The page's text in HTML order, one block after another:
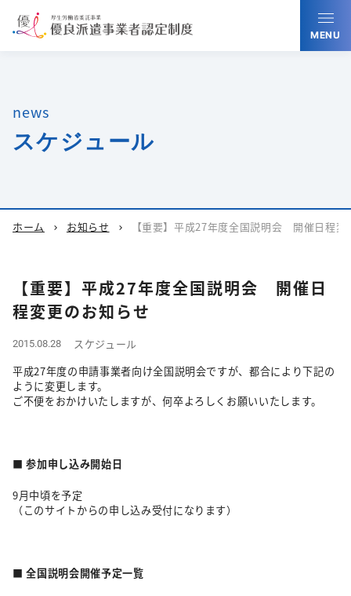
MENU
news
スケジュール
ホーム chevron_right お知らせ chevron_right 【重要】平成27年度全国説明会 開催日程変
【重要】平成27年度全国説明会 開催日
程変更のお知らせ
2015.08.28
スケジュール
平成27年度の申請事業者向け全国説明会ですが、都合により下記の
ように変更します。
ご不便をおかけいたしますが、何卒よろしくお願いいたします。
■ 参加申し込み開始日
9月中頃を予定
（このサイトからの申し込み受付になります）
■ 全国説明会開催予定一覧